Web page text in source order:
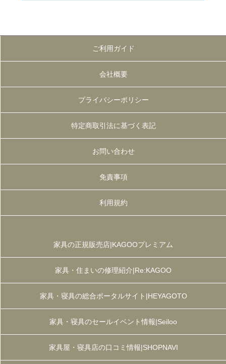
ご利用ガイド
会社概要
プライバシーポリシー
特定商取引法に基づく表記
お問い合わせ
免責事項
利用規約
家具の正規販売店|KAGOOプレミアム
家具・住まいの修理紹介|Re:KAGOO
家具・寝具の総合ポータルサイト|HEYAGOTO
家具・寝具のセールイベント情報|Seiloo
家具屋・寝具店の口コミ情報|SHOPNAVI